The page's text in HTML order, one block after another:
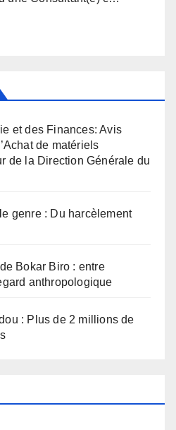
et des Finances: Avis
de matériels
de la Direction Générale du
genre : Du harcèlement
Bokar Biro : entre
anthropologique
: Plus de 2 millions de